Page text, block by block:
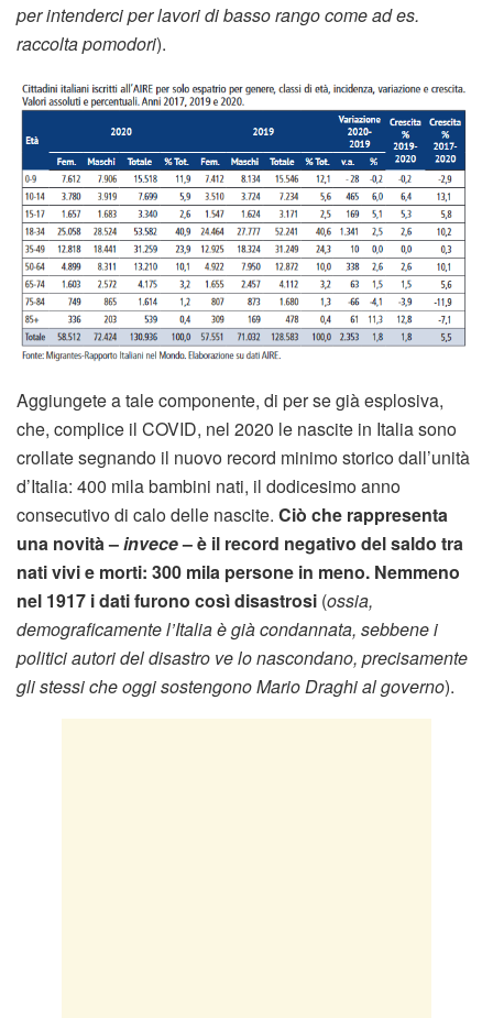
per intenderci per lavori di basso rango come ad es.
raccolta pomodori).
Aggiungete a tale componente, di per se già esplosiva,
che, complice il COVID, nel 2020 le nascite in Italia sono
crollate segnando il nuovo record minimo storico dall’unità
d’Italia: 400 mila bambini nati, il dodicesimo anno
consecutivo di calo delle nascite. Ciò che rappresenta
una novità –invece– è il record negativo del saldo tra
nati vivi e morti: 300 mila persone in meno. Nemmeno
nel 1917 i dati furono così disastrosi (ossia,
demograficamente l’Italia è già condannata, sebbene i
politici autori del disastro ve lo nascondano, precisamente
gli stessi che oggi sostengono Mario Draghi al governo).